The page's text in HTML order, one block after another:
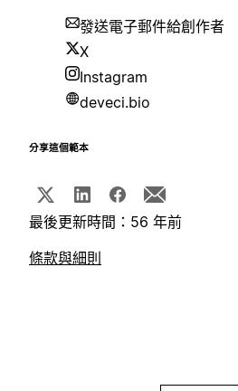
發送電子郵件給創作者
X
Instagram
deveci.bio
分享這個範本
最後更新時間：56 年前
條款與細則